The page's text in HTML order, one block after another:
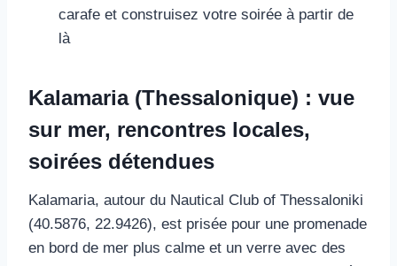
carafe et construisez votre soirée à partir de
là
Kalamaria (Thessalonique) : vue
sur mer, rencontres locales,
soirées détendues
Kalamaria, autour du Nautical Club of Thessaloniki
(40.5876, 22.9426), est prisée pour une promenade
en bord de mer plus calme et un verre avec des